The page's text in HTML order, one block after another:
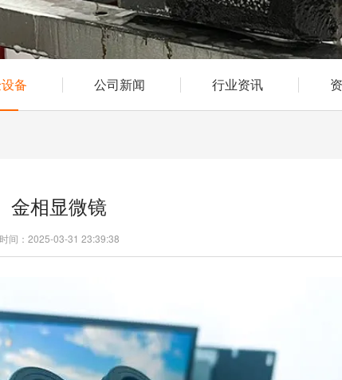
备 公司新闻 行业资讯
金相显微镜
间：2025-03-31 23:39:38